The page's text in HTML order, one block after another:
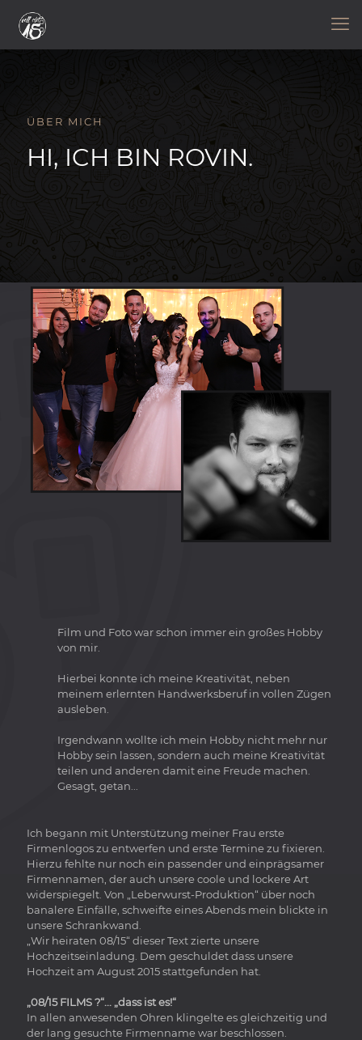
ÜBER MICH
HI, ICH BIN ROVIN.
Film und Foto war schon immer ein großes Hobby
von mir.
Hierbei konnte ich meine Kreativität, neben
meinem erlernten Handwerksberuf in vollen Zügen
ausleben.
Irgendwann wollte ich mein Hobby nicht mehr nur
Hobby sein lassen, sondern auch meine Kreativität
teilen und anderen damit eine Freude machen.
Gesagt, getan...
Ich begann mit Unterstützung meiner Frau erste
Firmenlogos zu entwerfen und erste Termine zu fixieren.
Hierzu fehlte nur noch ein passender und einprägsamer
Firmennamen, der auch unsere coole und lockere Art
widerspiegelt. Von „Leberwurst-Produktion“ über noch
banalere Einfälle, schweifte eines Abends mein blickte in
unsere Schrankwand.
„Wir heiraten 08/15“ dieser Text zierte unsere
Hochzeitseinladung. Dem geschuldet dass unsere
Hochzeit am August 2015 stattgefunden hat.
„08/15 FILMS ?“... „dass ist es!“
In allen anwesenden Ohren klingelte es gleichzeitig und
der lang gesuchte Firmenname war beschlossen.